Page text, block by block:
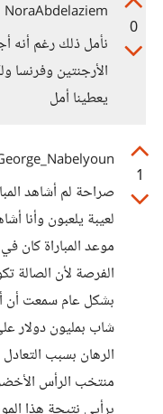
0
NoraAbdelaziem
نأمل ذلك رغم
الأرجنتين وفرنسا
يعطينا أمل
1
صراحة لم أشاهد
لعيبة يلعبون وأنا
موعد المباراة كان
الفرصة لأن الصالة
بشكل عام سمعت أن
شاب بمليون دولار
الرهان بسبب
منتخب الرأس